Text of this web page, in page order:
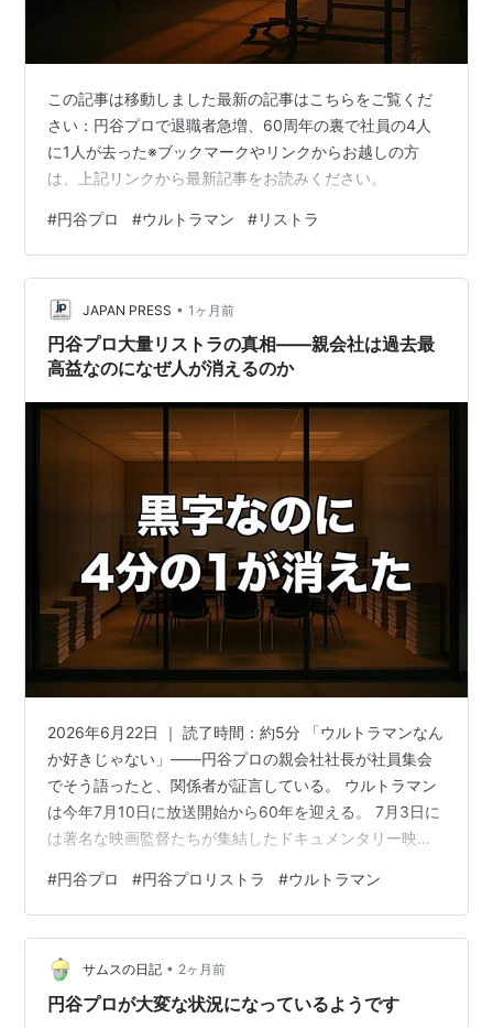
この記事は移動しました最新の記事はこちらをご覧くだ
さい：円谷プロで退職者急増、60周年の裏で社員の4人
に1人が去った※ブックマークやリンクからお越しの方
は、上記リンクから最新記事をお読みください。
#円谷プロ #ウルトラマン #リストラ
JAPAN PRESS • 1ヶ月前
円谷プロ大量リストラの真相——親会社は過去最
高益なのになぜ人が消えるのか
2026年6月22日 ｜ 読了時間：約5分 「ウルトラマンなん
か好きじゃない」——円谷プロの親会社社長が社員集会
でそう語ったと、関係者が証言している。 ウルトラマン
は今年7月10日に放送開始から60年を迎える。 7月3日に
は著名な映画監督たちが集結したドキュメンタリー映画
に、制作会社の 円谷プロダクション では今年に入り社員
の4分の1近くが姿を消した。 「会社が苦しいからリスト
ラした」という説明が通らない数字が、親会社の決算に
ある。 黒字の会社で、なぜ人が消えていくのか。 この記
事でわかること 4分の1が消えた——何が起きたか 親会社
#円谷プロ #円谷プロリストラ #ウルトラマン
サムスの日記 • 2ヶ月前
円谷プロが大変な状況になっているようです